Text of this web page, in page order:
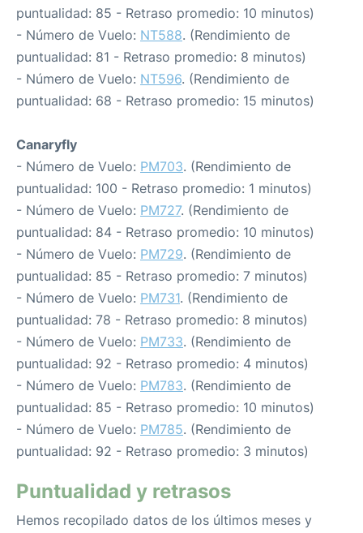
puntualidad: 85 - Retraso promedio: 10 minutos)
- Número de Vuelo: NT588. (Rendimiento de
puntualidad: 81 - Retraso promedio: 8 minutos)
- Número de Vuelo: NT596. (Rendimiento de
puntualidad: 68 - Retraso promedio: 15 minutos)
Canaryfly
- Número de Vuelo: PM703. (Rendimiento de
puntualidad: 100 - Retraso promedio: 1 minutos)
- Número de Vuelo: PM727. (Rendimiento de
puntualidad: 84 - Retraso promedio: 10 minutos)
- Número de Vuelo: PM729. (Rendimiento de
puntualidad: 85 - Retraso promedio: 7 minutos)
- Número de Vuelo: PM731. (Rendimiento de
puntualidad: 78 - Retraso promedio: 8 minutos)
- Número de Vuelo: PM733. (Rendimiento de
puntualidad: 92 - Retraso promedio: 4 minutos)
- Número de Vuelo: PM783. (Rendimiento de
puntualidad: 85 - Retraso promedio: 10 minutos)
- Número de Vuelo: PM785. (Rendimiento de
puntualidad: 92 - Retraso promedio: 3 minutos)
Puntualidad y retrasos
Hemos recopilado datos de los últimos meses y